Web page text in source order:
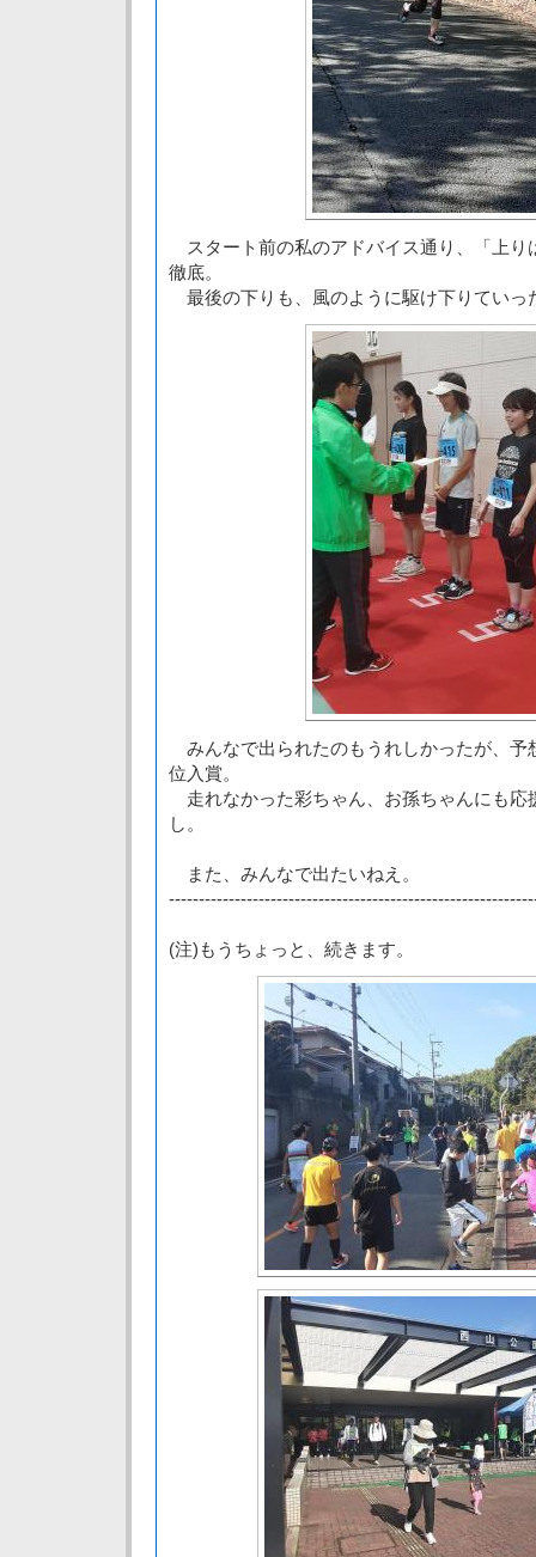
スタート前の私のアドバイス通り、「上り
徹底。
最後の下りも、風のように駆け下りていっ
みんなで出られたのもうれしかったが、予
位入賞。
走れなかった彩ちゃん、お孫ちゃんにも応
し。
また、みんなで出たいねえ。
(注)もうちょっと、続きます。